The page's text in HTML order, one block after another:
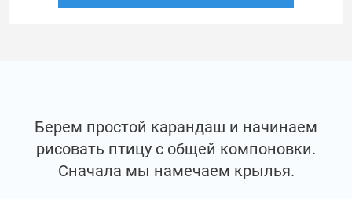
Берем простой карандаш и начинаем
рисовать птицу с общей компоновки.
Сначала мы намечаем крылья.